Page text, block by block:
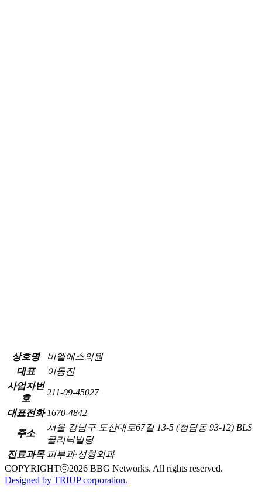
상호명
비엘에스의원
대표
이동진
사업자번
호
211-09-45027
대표전화 1670-4842
주소
서울 강남구 도산대로67길 13-5 (청담동 93-12) BLS
클리닉빌딩
진료과목 피부과·성형외과
COPYRIGHTⓒ2026 BBG Networks. All rights reserved.
Designed by TRIUP corporation.